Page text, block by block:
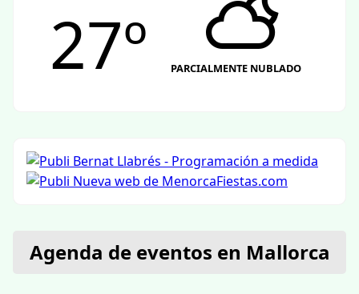
27º PARCIALMENTE NUBLADO
Agenda de eventos en Mallorca